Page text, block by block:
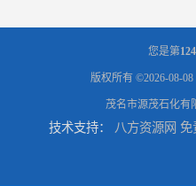
您是第
版权所有 ©2026-08-08
茂名市源茂石化有
技术支持： 八方资源网 免